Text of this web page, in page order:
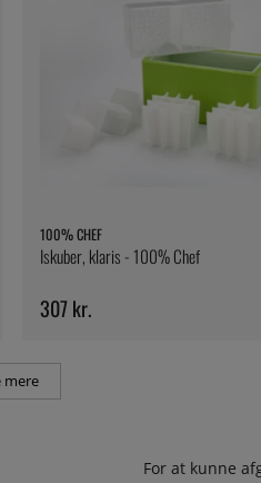
100% CHEF
Iskuber, klaris - 100% Chef
307 kr.
mere
For at kunne